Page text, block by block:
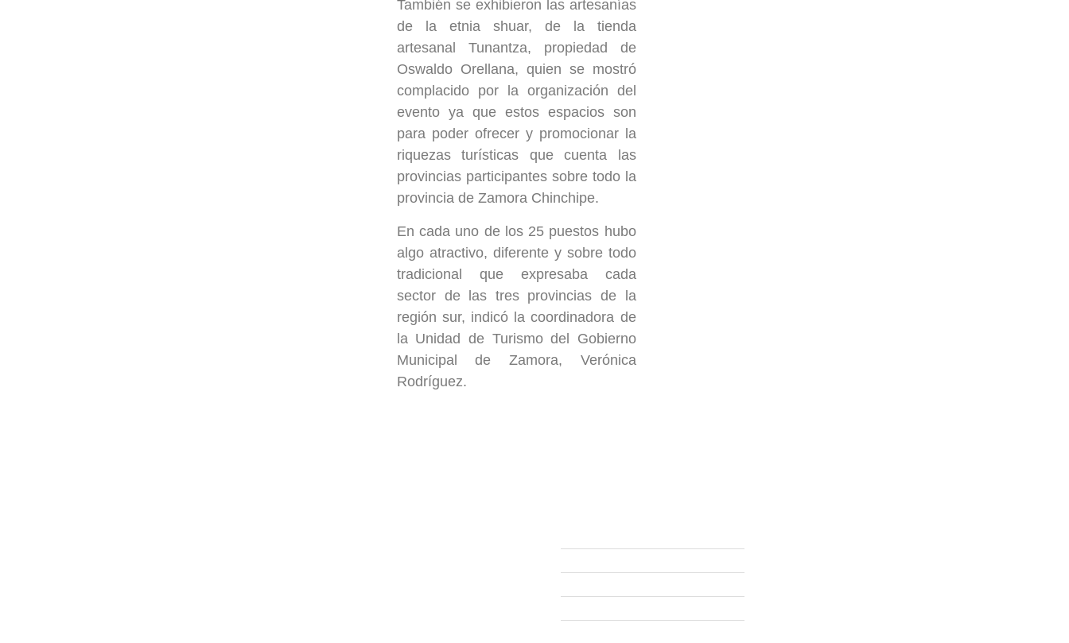
También se exhibieron las artesanías
de la etnia shuar, de la tienda
artesanal Tunantza, propiedad de
Oswaldo Orellana, quien se mostró
complacido por la organización del
evento ya que estos espacios son
para poder ofrecer y promocionar la
riquezas turísticas que cuenta las
provincias participantes sobre todo la
provincia de Zamora Chinchipe.
En cada uno de los 25 puestos hubo
algo atractivo, diferente y sobre todo
tradicional que expresaba cada
sector de las tres provincias de la
región sur, indicó la coordinadora de
la Unidad de Turismo del Gobierno
Municipal de Zamora, Verónica
Rodríguez.
Webmail
Zamora
Yantzaza
Centinela del Cóndor